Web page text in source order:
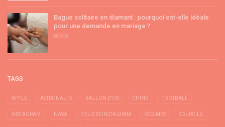
Bague solitaire en diamant : pourquoi est-elle idéale
pour une demande en mariage ?
MODE
TAGS
APPLE ASTRONAUTE BALLON D'OR CHINE FOOTBALL
INSTAGRAM NASA POLICES INSTAGRAM RÉGIMES SOURCILS